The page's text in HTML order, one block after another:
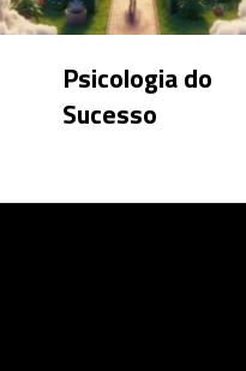
Psicologia do
Sucesso